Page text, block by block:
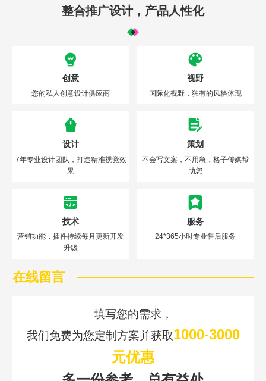
整合推广设计，产品人性化
创意
您的私人创意设计供应商
视野
国际化视野，独有的风格体现
设计
7年专业设计团队，打造精准视觉效
果
策划
不会写文案，不用急，格子传媒帮
助您
技术
营销功能，插件持续每月更新开发
升级
服务
24*365小时专业售后服务
在线留言
填写您的需求，
我们免费为您定制方案并获取1000-3000
元优惠